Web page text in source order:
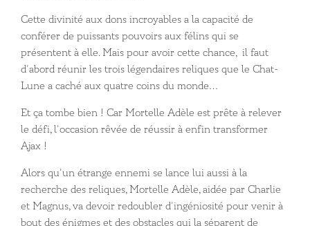
Cette divinité aux dons incroyables a la capacité de
conférer de puissants pouvoirs aux félins qui se
présentent à elle. Mais pour avoir cette chance, il faut
d’abord réunir les trois légendaires reliques que le Chat-
Lune a caché aux quatre coins du monde…
Et ça tombe bien ! Car Mortelle Adèle est prête à relever
le défi, l’occasion rêvée de réussir à enfin transformer
Ajax !
Alors qu’un étrange ennemi se lance lui aussi à la
recherche des reliques, Mortelle Adèle, aidée par Charlie
et Magnus, va devoir redoubler d’ingéniosité pour venir à
bout des énigmes et des obstacles qui la séparent de